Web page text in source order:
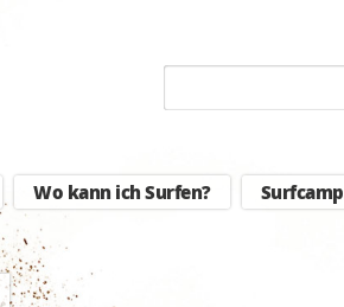
Wo kann ich Surfen?